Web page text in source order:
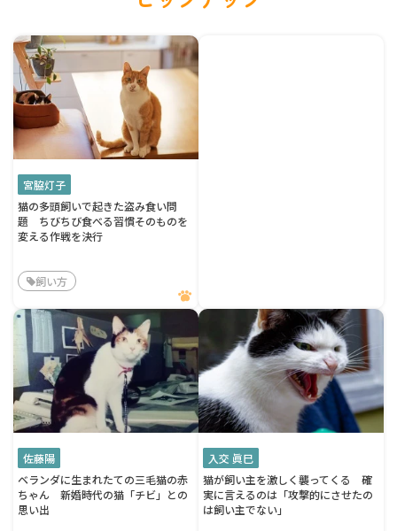
宮脇灯子
猫の多頭飼いで起きた盗み食い問
題 ちびちび食べる習慣そのものを
変える作戦を決行
飼い方
佐藤陽
ベランダに生まれたての三毛猫の赤
ちゃん 新婚時代の猫「チビ」との
思い出
入交 眞巳
猫が飼い主を激しく襲ってくる 確
実に言えるのは「攻撃的にさせたの
は飼い主でない」